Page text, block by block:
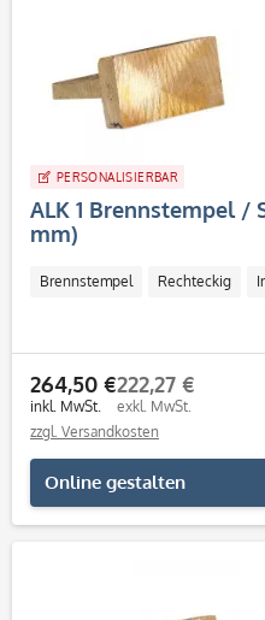
PERSONALISIERBAR
ALK 1 Brennstempel /
mm)
Brennstempel Rechteckig
264,50 €
inkl. MwSt.
222,27 €
exkl. MwSt.
zzgl. Versandkosten
Online gestalten